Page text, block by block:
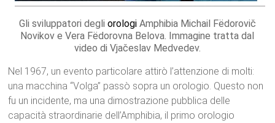
Gli sviluppatori degli orologiAmphibia Michail Fëdorovič
Novikov e Vera Fëdorovna Belova. Immagine tratta dal
video di Vjačeslav Medvedev.
Nel 1967, un evento particolare attirò l’attenzione di molti:
una macchina “Volga” passò sopra un orologio. Questo non
fu un incidente, ma una dimostrazione pubblica delle
capacità straordinarie dell’Amphibia, il primo orologio